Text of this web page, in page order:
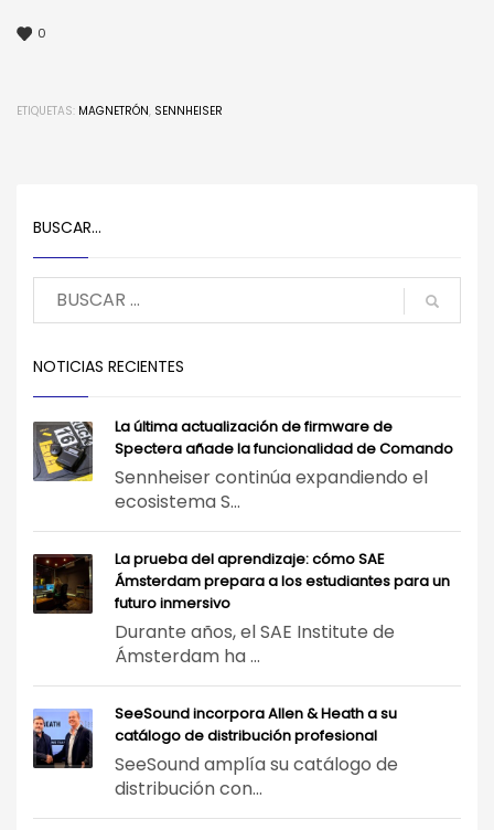
0
ETIQUETAS: MAGNETRÓN, SENNHEISER
BUSCAR…
NOTICIAS RECIENTES
La última actualización de firmware de
Spectera añade la funcionalidad de Comando
Sennheiser continúa expandiendo el
ecosistema S...
La prueba del aprendizaje: cómo SAE
Ámsterdam prepara a los estudiantes para un
futuro inmersivo
Durante años, el SAE Institute de
Ámsterdam ha ...
SeeSound incorpora Allen & Heath a su
catálogo de distribución profesional
SeeSound amplía su catálogo de
distribución con...